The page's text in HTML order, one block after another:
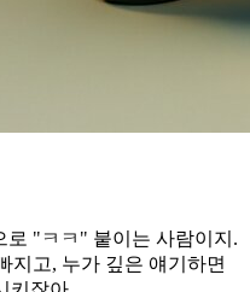
로 "ㅋㅋ" 붙이는 사람이지.
지고, 누가 깊은 얘기하면